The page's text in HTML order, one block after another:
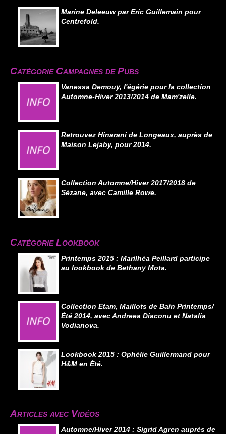
Marine Deleeuw par Eric Guillemain pour
Centrefold.
Catégorie Campagnes de Pubs
Vanessa Demouy, l'égérie pour la collection
Automne-Hiver 2013/2014 de Mam'zelle.
Retrouvez Hinarani de Longeaux, auprès de
Maison Lejaby, pour 2014.
Collection Automne/Hiver 2017/2018 de
Sézane, avec Camille Rowe.
Catégorie Lookbook
Printemps 2015 : Marilhéa Peillard participe
au lookbook de Bethany Mota.
Collection Etam, Maillots de Bain Printemps/
Été 2014, avec Andreea Diaconu et Natalia
Vodianova.
Lookbook 2015 : Ophélie Guillermand pour
H&M en Été.
Articles avec Vidéos
Automne/Hiver 2014 : Sigrid Agren auprès de